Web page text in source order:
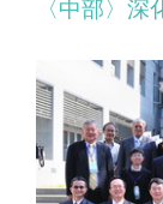
〈中部〉